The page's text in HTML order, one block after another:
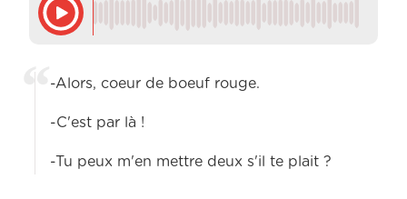
-Alors, coeur de boeuf rouge.
-C'est par là !
-Tu peux m'en mettre deux s'il te plait ?